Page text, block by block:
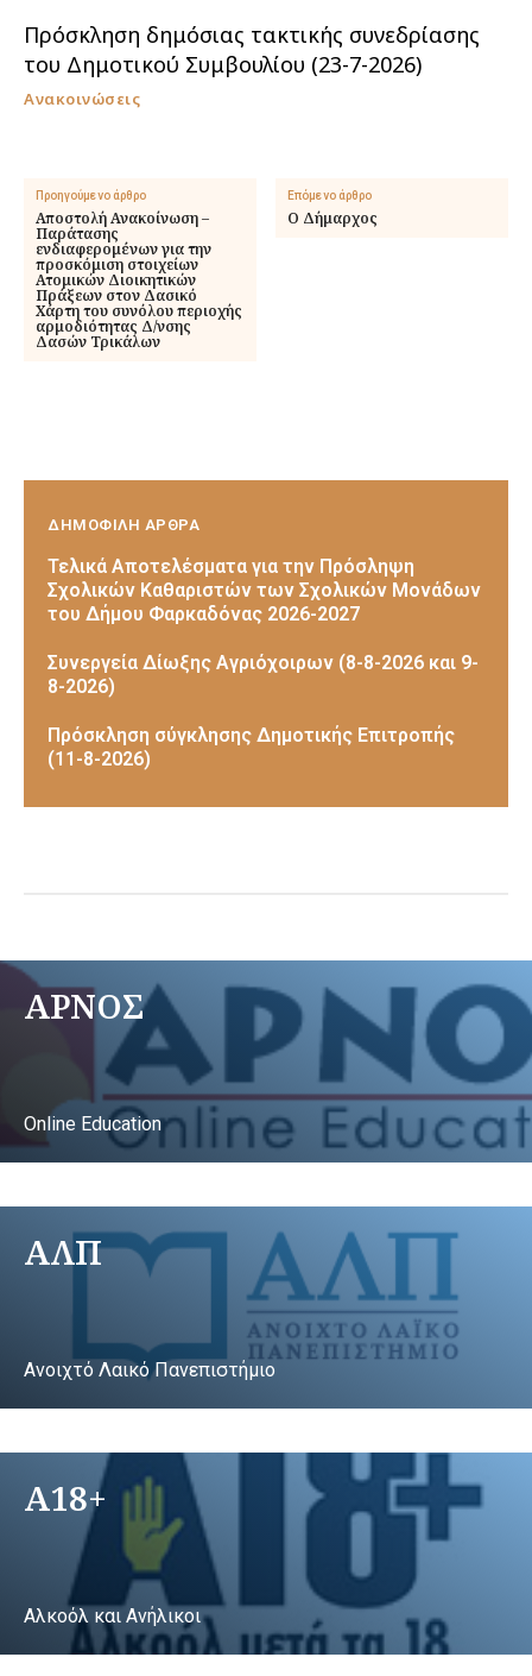
Πρόσκληση δημόσιας τακτικής συνεδρίασης
του Δημοτικού Συμβουλίου (23-7-2026)
Ανακοινώσεις
Προηγούμενο άρθρο
Αποστολή Ανακοίνωση –
Παράτασης
ενδιαφερομένων για την
προσκόμιση στοιχείων
Ατομικών Διοικητικών
Πράξεων στον Δασικό
Χάρτη του συνόλου περιοχής
αρμοδιότητας Δ/νσης
Δασών Τρικάλων
Επόμενο άρθρο
Ο Δήμαρχος
ΔΗΜΟΦΙΛΗ ΑΡΘΡΑ
Τελικά Αποτελέσματα για την Πρόσληψη
Σχολικών Καθαριστών των Σχολικών Μονάδων
του Δήμου Φαρκαδόνας 2026-2027
Συνεργεία Δίωξης Αγριόχοιρων (8-8-2026 και 9-
8-2026)
Πρόσκληση σύγκλησης Δημοτικής Επιτροπής
(11-8-2026)
ΑΡΝΟΣ
Online Education
ΑΛΠ
Ανοιχτό Λαικό Πανεπιστήμιο
A18+
Αλκοόλ και Ανήλικοι